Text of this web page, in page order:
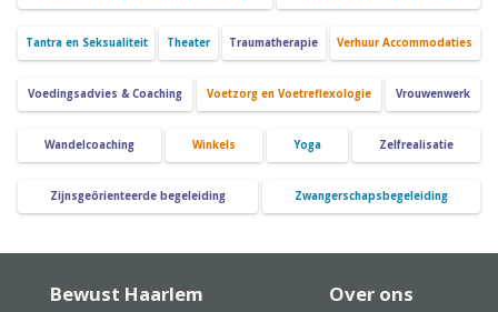
Tantra en Seksualiteit Theater Traumatherapie Verhuur Accommodaties
Voedingsadvies & Coaching Voetzorg en Voetreflexologie Vrouwenwerk
Wandelcoaching Winkels Yoga Zelfrealisatie
Zijnsgeörienteerde begeleiding Zwangerschapsbegeleiding
Bewust Haarlem Over ons